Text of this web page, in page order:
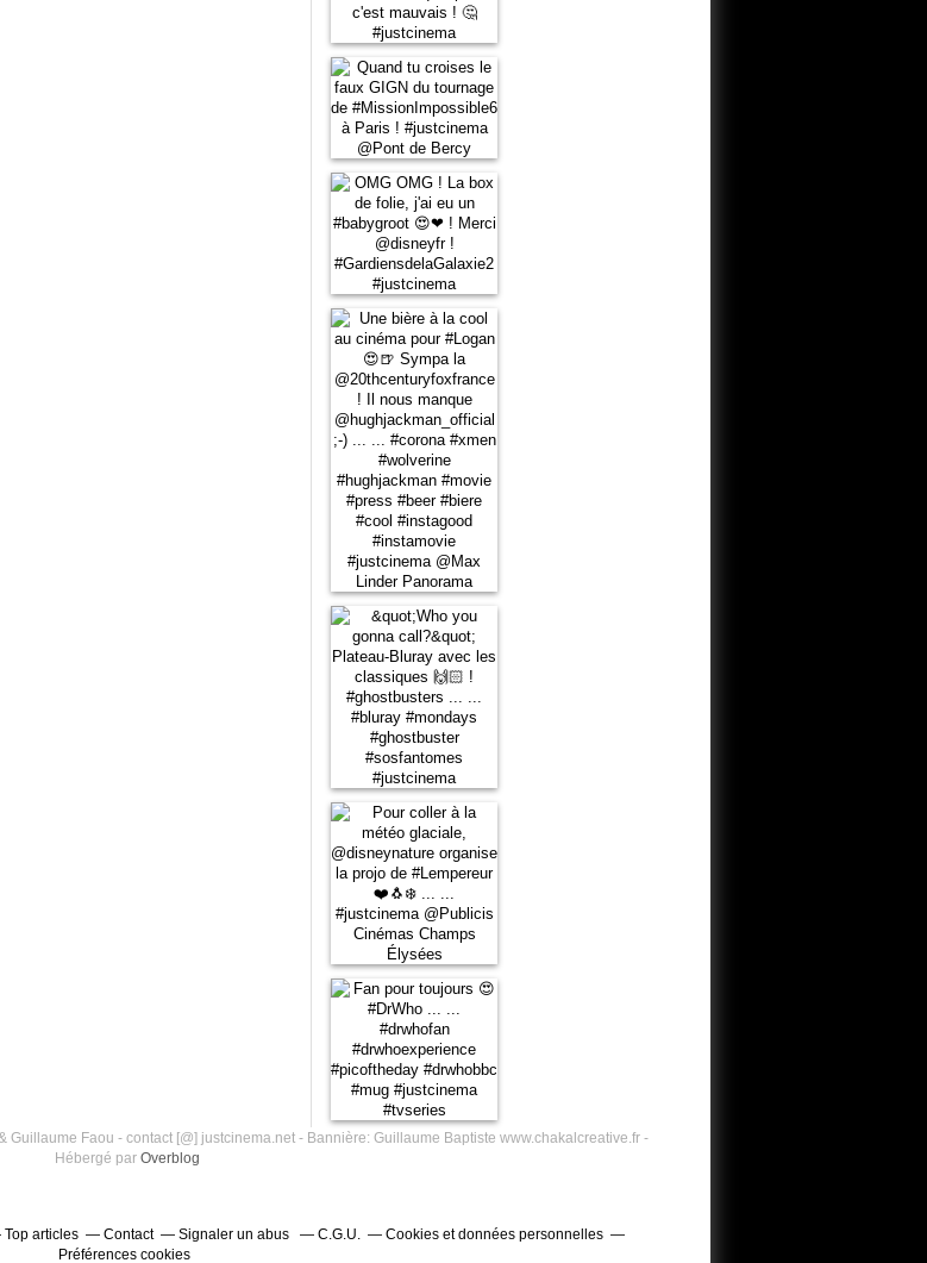
Faou - contact [@] justcinema.net - Bannière: Guillaume Baptiste www.chakalcreative.fr -
Hébergé par Overblog
Top articles Contact Signaler un abus C.G.U.
Cookies et données personnelles
Préférences cookies